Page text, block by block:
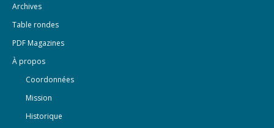
Archives
Table rondes
PDF Magazines
À propos
Coordonnées
Mission
Historique